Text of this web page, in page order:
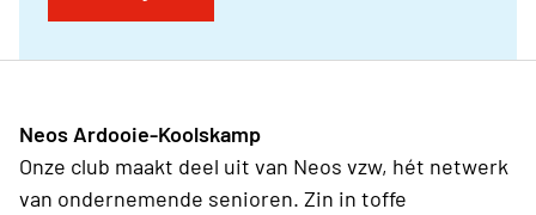
Neos Ardooie-Koolskamp
Onze club maakt deel uit van Neos vzw, hét netwerk
van ondernemende senioren. Zin in toffe